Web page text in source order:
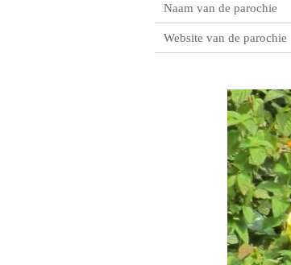
Naam van de parochie
Website van de parochie